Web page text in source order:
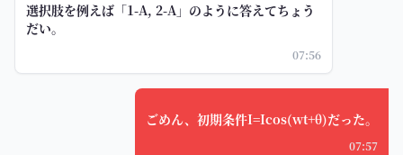
選択肢を例えば「1-A, 2-A」のように答えてちょう
だい。
07:56
ごめん、初期条件I=Icos(wt+θ)だった。
07:57